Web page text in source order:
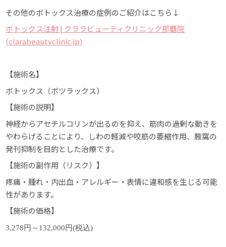
その他のボトックス治療の症例のご紹介はこちら↓
ボトックス注射 | クララビューティクリニック那覇院
(clarabeautyclinic.jp)
【施術名】
ボトックス（ボツラックス）
【施術の説明】
神経からアセチルコリンが出るのを抑え、筋肉の過剰な動きを
やわらげることにより、しわの軽減や咬筋の萎縮作用、腋窩の
発刊抑制を目的とした治療です。
【施術の副作用（リスク）】
疼痛・腫れ・内出血・アレルギー・表情に違和感を生じる可能
性があります。
【施術の価格】
3,278円～132,000円(税込)